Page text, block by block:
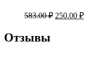
583.00₽ 250.00 ₽
Отзывы